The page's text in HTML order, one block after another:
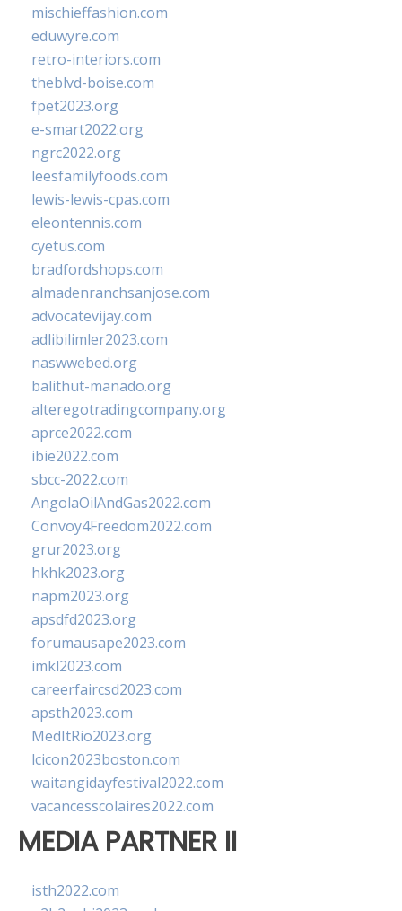
mischieffashion.com
eduwyre.com
retro-interiors.com
theblvd-boise.com
fpet2023.org
e-smart2022.org
ngrc2022.org
leesfamilyfoods.com
lewis-lewis-cpas.com
eleontennis.com
cyetus.com
bradfordshops.com
almadenranchsanjose.com
advocatevijay.com
adlibilimler2023.com
naswwebed.org
balithut-manado.org
alteregotradingcompany.org
aprce2022.com
ibie2022.com
sbcc-2022.com
AngolaOilAndGas2022.com
Convoy4Freedom2022.com
grur2023.org
hkhk2023.org
napm2023.org
apsdfd2023.org
forumausape2023.com
imkl2023.com
careerfaircsd2023.com
apsth2023.com
MedItRio2023.org
lcicon2023boston.com
waitangidayfestival2022.com
vacancesscolaires2022.com
MEDIA PARTNER II
isth2022.com